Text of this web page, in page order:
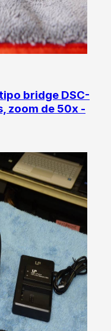
bridge DSC-
zoom de 50x -